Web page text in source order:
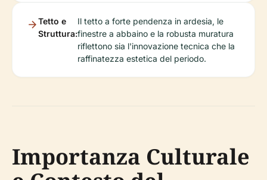
Tetto e
Struttura:
Il tetto a forte pendenza in ardesia, le
finestre a abbaino e la robusta muratura
riflettono sia l'innovazione tecnica che la
raffinatezza estetica del periodo.
Importanza Culturale